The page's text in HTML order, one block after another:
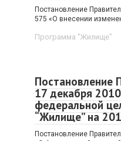
Постановление
575 «О внесении
Программа "Жилище"
Постановление
17 декабря
федеральной
“Жилище” на
Постановление